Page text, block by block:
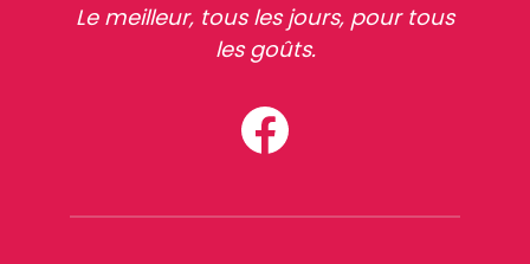
Le meilleur, tous les jours, pour tous
les goûts.